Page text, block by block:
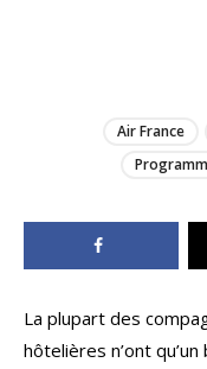
Air France
La plupart des
hôtelières n’ont